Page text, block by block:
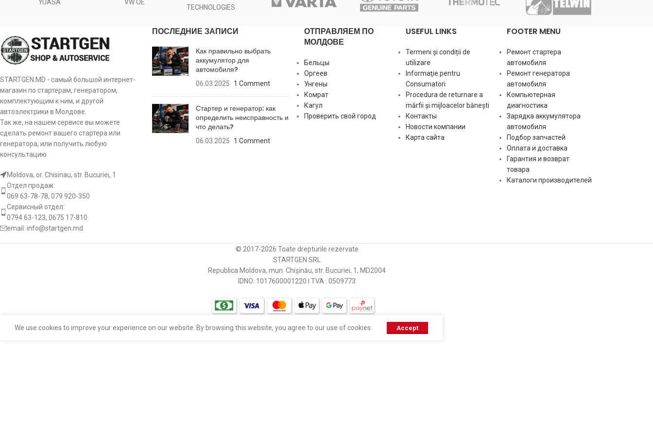
[:]
YUASA VW OE
TECHNOLOGIES
STARTGEN.MD - самый большой интернет-
магазин по стартерам, генератором,
комплектующим к ним, и другой
автоэлектрики в Молдове.
Так же, на нашем сервисе вы можете
сделать ремонт вашего стартера или
генератора, или получить любую
консультацию.
Moldova, or. Chisinau, str. Bucuriei, 1
Отдел продаж:
069 63-78-78, 079 920-350
Сервисный отдел:
0794 63-123, 0675 17-810
email: info@startgen.md
ПОСЛЕДНИЕ ЗАПИСИ
Как правильно выбрать
аккумулятор для
автомобиля?
06.03.2025 1 Comment
Стартер и генератор: как
определить неисправность и
что делать?
06.03.2025 1 Comment
ОТПРАВЛЯЕМ ПО
МОЛДОВЕ
Бельцы
Оргеев
Унгены
Комрат
Кагул
Проверить свой город
USEFUL LINKS
Termeni și condiții de
utilizare
Informaţie pentru
Consumatori
Procedura de returnare a
mărfii și mijloacelor bănești
Контакты
Новости компании
Карта сайта
FOOTER MENU
Ремонт стартера
автомобиля
Ремонт генератора
автомобиля
Компьютерная
диагностика
Зарядка аккумулятора
автомобиля
Подбор запчастей
Оплата и доставка
Гарантия и возврат
товара
Каталоги производителей
© 2017-2026 Toate drepturile rezervate
STARTGEN SRL
Republica Moldova, mun. Chișinău, str. Bucuriei, 1, MD2004
IDNO: 1017600001220 I TVA : 0509773
We use cookies to improve your experience on our website. By browsing this website, you agree to our use of cookies. Accept